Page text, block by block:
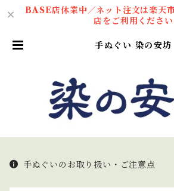
BASE店休業中／ネット注文は楽天
店をご利用ください
手ぬぐい 染の安坊
手ぬぐいのお取り扱い・ご注意点